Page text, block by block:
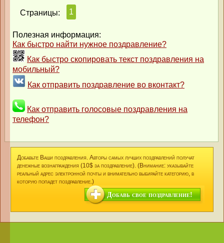
Страницы: 1
Полезная информация:
Как быстро найти нужное поздравление?
Как быстро скопировать текст поздравления на
мобильный?
Как отправить поздравление во вконтакт?
Как отправить голосовые поздравления на
телефон?
Добавьте Ваши поздравления. Авторы самых лучших поздравлений получат
денежные вознаграждения (10$ за поздравление). (Внимание: указывайте
реальный адрес электронной почты и внимательно выбирайте категорию, в
которую попадет поздравление.)
Добавь свое поздравление!